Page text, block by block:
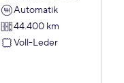
Automatik
44.400 km
Voll-Leder